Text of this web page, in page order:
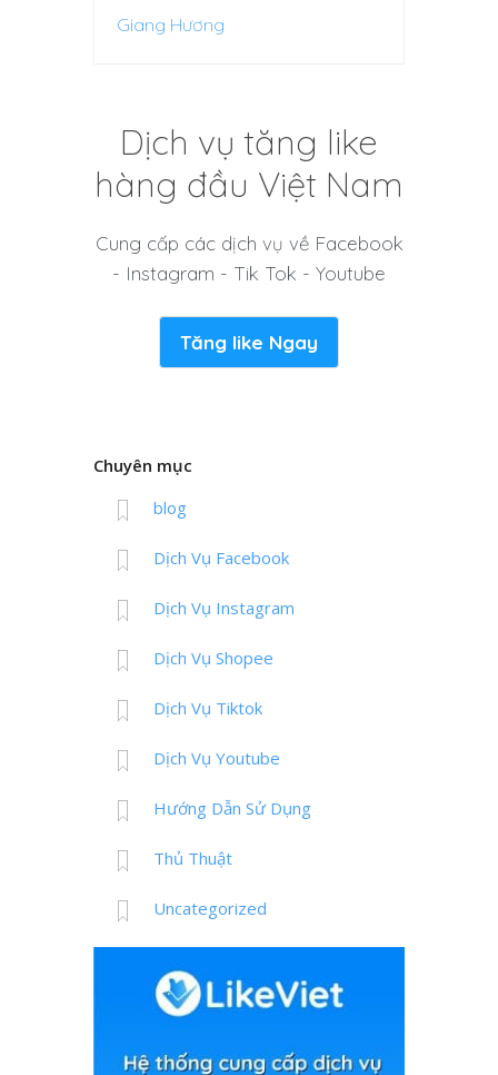
Giang Hương
Dịch vụ tăng like
hàng đầu Việt Nam
Cung cấp các dịch vụ về Facebook
- Instagram - Tik Tok - Youtube
Tăng like Ngay
Chuyên mục
blog
Dịch Vụ Facebook
Dịch Vụ Instagram
Dịch Vụ Shopee
Dịch Vụ Tiktok
Dịch Vụ Youtube
Hướng Dẫn Sử Dụng
Thủ Thuật
Uncategorized